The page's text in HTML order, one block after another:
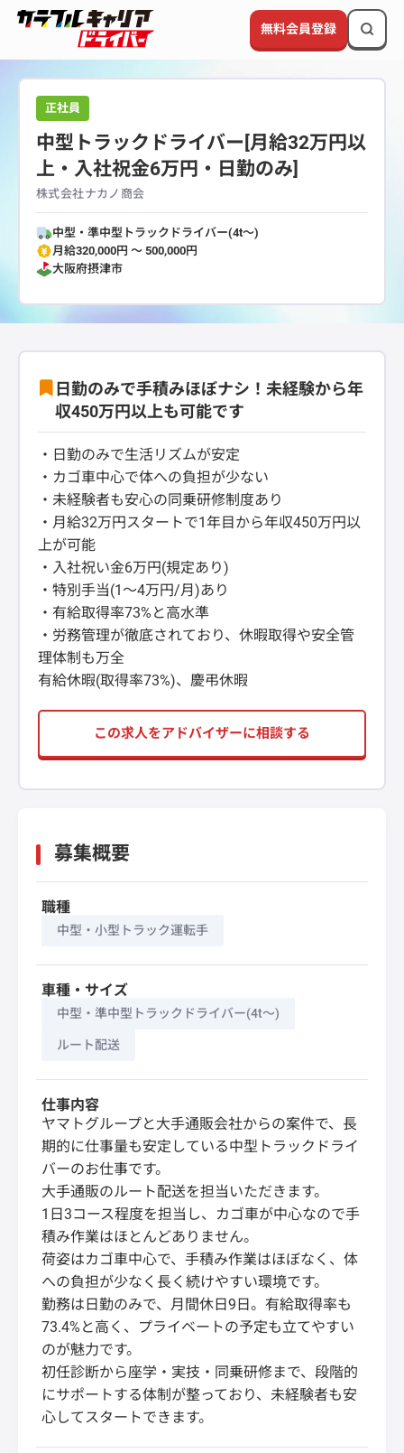
無料会員登録
正社員
中型トラックドライバー[月給32万円以
上・入社祝金6万円・日勤のみ]
株式会社ナカノ商会
中型・準中型トラックドライバー(4t～)
月給320,000円 〜 500,000円
大阪府摂津市
日勤のみで手積みほぼナシ！未経験から年
収450万円以上も可能です
・日勤のみで生活リズムが安定
・カゴ車中心で体への負担が少ない
・未経験者も安心の同乗研修制度あり
・月給32万円スタートで1年目から年収450万円以
上が可能
・入社祝い金6万円(規定あり)
・特別手当(1〜4万円/月)あり
・有給取得率73%と高水準
・労務管理が徹底されており、休暇取得や安全管
理体制も万全
有給休暇(取得率73%)、慶弔休暇
この求人をアドバイザーに相談する
募集概要
職種
中型・小型トラック運転手
車種・サイズ
中型・準中型トラックドライバー(4t～)
ルート配送
仕事内容
ヤマトグループと大手通販会社からの案件で、長
期的に仕事量も安定している中型トラックドライ
バーのお仕事です。
大手通販のルート配送を担当いただきます。
1日3コース程度を担当し、カゴ車が中心なので手
積み作業はほとんどありません。
荷姿はカゴ車中心で、手積み作業はほぼなく、体
への負担が少なく長く続けやすい環境です。
勤務は日勤のみで、月間休日9日。有給取得率も
73.4%と高く、プライベートの予定も立てやすい
のが魅力です。
初任診断から座学・実技・同乗研修まで、段階的
にサポートする体制が整っており、未経験者も安
心してスタートできます。